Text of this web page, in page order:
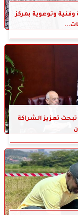
وتوعوية بمركز
تبحث تعزيز الشراكة